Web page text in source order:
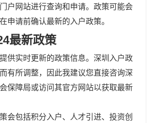
户网站进行查询和申请。政策可能会
申请前确认最新的入户政策。
最新政策
供实时更新的政策信息。深圳入户政
有所调整，因此我建议您直接咨询深
保障局或访问其官方网站以获取最新
会包括积分入户、人才引进、投资创